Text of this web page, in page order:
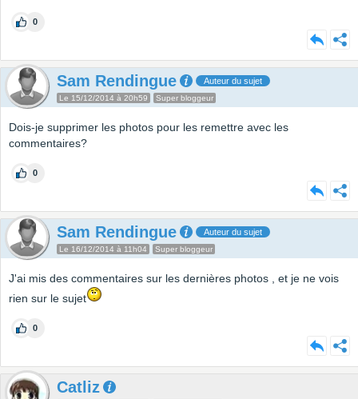
0
Sam Rendingue Auteur du sujet
Le 15/12/2014 à 20h59 Super bloggeur
Dois-je supprimer les photos pour les remettre avec les
commentaires?
0
Sam Rendingue Auteur du sujet
Le 16/12/2014 à 11h04 Super bloggeur
J'ai mis des commentaires sur les dernières photos , et je ne vois
rien sur le sujet
0
Catliz